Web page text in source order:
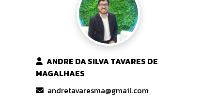
ANDRE DA SILVA TAVARES DE
MAGALHAES
andretavaresma@gmail.com